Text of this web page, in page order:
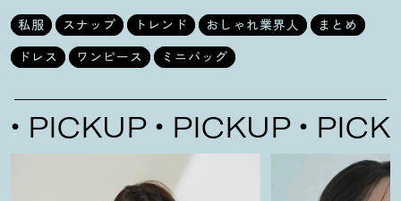
私服 スナップ トレンド おしゃれ業界人
まとめ
ドレス
ワンピース ミニバッグ
PICKUP PICKUP